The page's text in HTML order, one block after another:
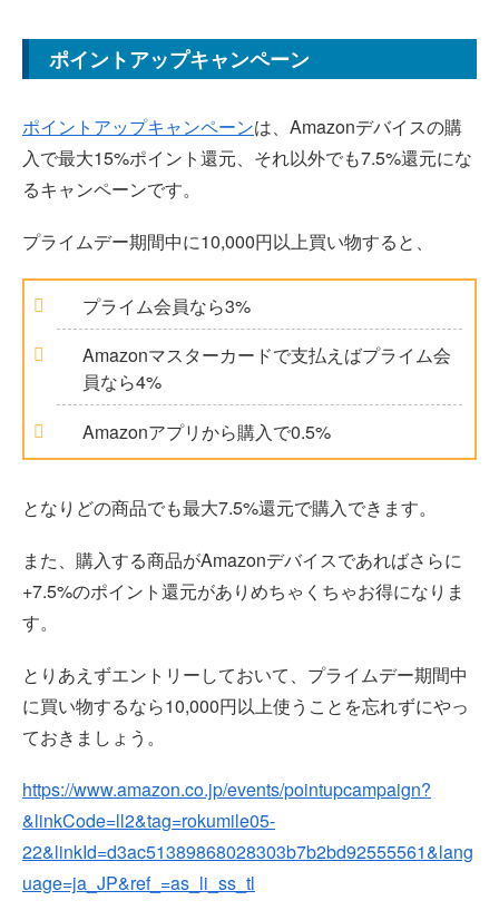
ポイントアップキャンペーン
ポイントアップキャンペーンは、Amazonデバイスの購
入で最大15%ポイント還元、それ以外でも7.5%還元にな
るキャンペーンです。
プライムデー期間中に10,000円以上買い物すると、
プライム会員なら3%
Amazonマスターカードで支払えばプライム会
員なら4%
Amazonアプリから購入で0.5%
となりどの商品でも最大7.5%還元で購入できます。
また、購入する商品がAmazonデバイスであればさらに
+7.5%のポイント還元がありめちゃくちゃお得になりま
す。
とりあえずエントリーしておいて、プライムデー期間中
に買い物するなら10,000円以上使うことを忘れずにやっ
ておきましょう。
https://www.amazon.co.jp/events/pointupcampaign?
&linkCode=ll2&tag=rokumile05-
22&linkId=d3ac51389868028303b7b2bd92555561&lang
uage=ja_JP&ref_=as_li_ss_tl